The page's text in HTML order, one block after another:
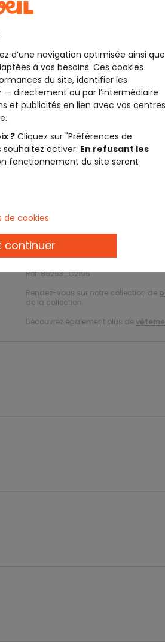
Consultez le
Ref. 86253_C2196
Rendez-vous sur notre collection de
de la collection.
Découvrez également plus de
d’une navigation optimisée ainsi que
à vos besoins. Ces cookies
du site, identifier les
— directement ou par l’intermédiaire
et publicités en lien avec vos centres
? Cliquez sur "Préférences de
souhaitez activer. En refusant les
fonctionnement du site seront
de cookies
continuer